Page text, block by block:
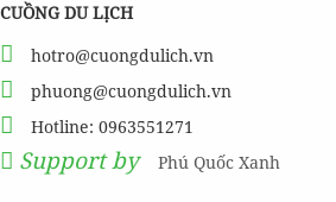
CUỒNG DU LỊCH
hotro@cuongdulich.vn
phuong@cuongdulich.vn
Hotline: 0963551271
Support by Phú Quốc Xanh